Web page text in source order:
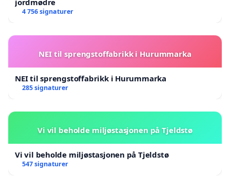
4 756 signaturer
NEI til sprengstoffabrikk i Hurummarka
NEI til sprengstoffabrikk i Hurummarka
285 signaturer
Vi vil beholde miljøstasjonen på Tjeldstø
Vi vil beholde miljøstasjonen på Tjeldstø
547 signaturer